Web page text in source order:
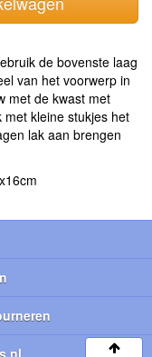
de bovenste laag
van het voorwerp in
met de kwast met
kleine stukjes het
lak aan brengen